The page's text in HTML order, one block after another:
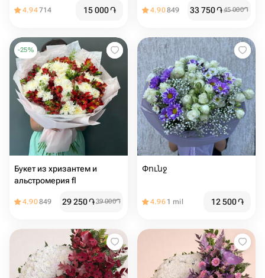
4.94714 15 000֏ 4.90849 33 750֏45 000֏
-25%
Букет из хризантем и
альстромерия fl
4.90849 29 250֏39 000֏
Փունջ
4.96 1 mil 12 500֏